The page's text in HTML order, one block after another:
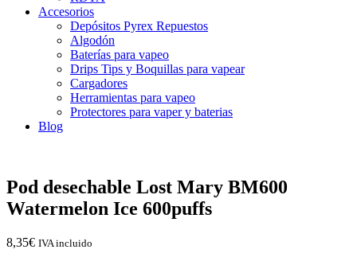
Accesorios
Depósitos Pyrex Repuestos
Algodón
Baterías para vapeo
Drips Tips y Boquillas para vapear
Cargadores
Herramientas para vapeo
Protectores para vaper y baterias
Blog
Pod desechable Lost Mary BM600
Watermelon Ice 600puffs
8,35€ IVA incluido